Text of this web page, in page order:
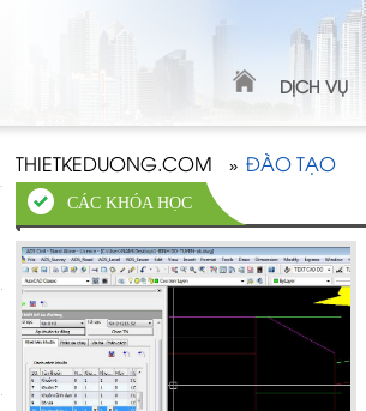
DỊCH VỤ
THIETKEDUONG.COM » ĐÀO TẠO
CÁC KHÓA HỌC